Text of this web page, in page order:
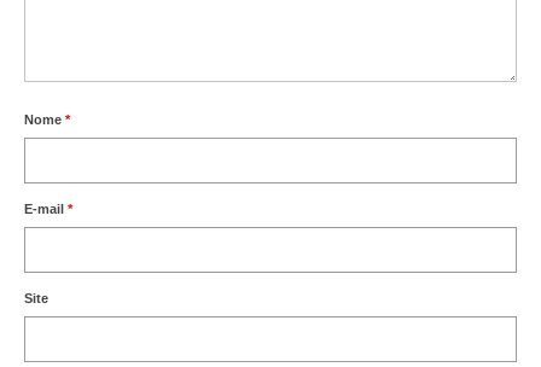
Links
Nome *
E-mail *
Site